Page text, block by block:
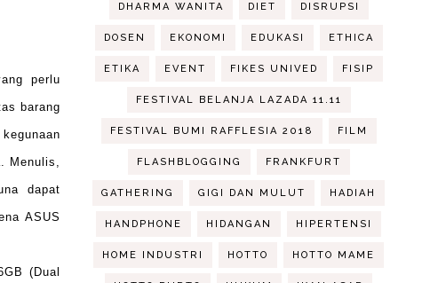
perlu
barang
Menulis,
dapat
ASUS
(Dual
DHARMA WANITA DIET DISRUPSI
DOSEN EKONOMI EDUKASI ETHICA
ETIKA EVENT FIKES UNIVED FISIP
FESTIVAL BELANJA LAZADA 11.11
FESTIVAL BUMI RAFFLESIA 2018 FILM
FLASHBLOGGING FRANKFURT
GATHERING GIGI DAN MULUT HADIAH
HANDPHONE HIDANGAN HIPERTENSI
HOME INDUSTRI HOTTO HOTTO MAME